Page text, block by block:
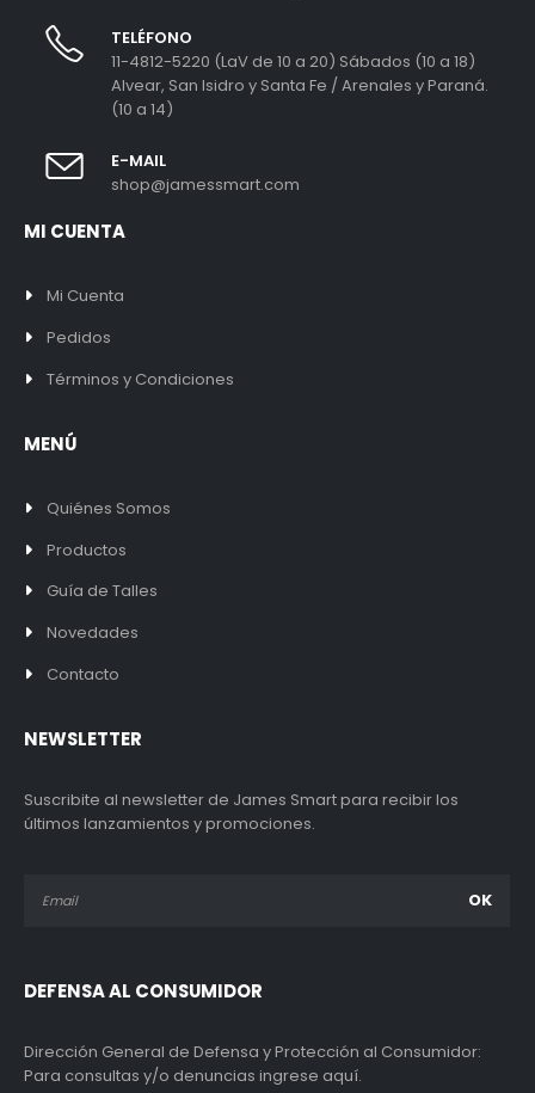
TELÉFONO
11-4812-5220 (LaV de 10 a 20) Sábados (10 a 18)
Alvear, San Isidro y Santa Fe / Arenales y Paraná.
(10 a 14)
E-MAIL
shop@jamessmart.com
MI CUENTA
Mi Cuenta
Pedidos
Términos y Condiciones
MENÚ
Quiénes Somos
Productos
Guía de Talles
Novedades
Contacto
NEWSLETTER
Suscribite al newsletter de James Smart para recibir los
últimos lanzamientos y promociones.
DEFENSA AL CONSUMIDOR
Dirección General de Defensa y Protección al Consumidor:
Para consultas y/o denuncias ingrese aquí.